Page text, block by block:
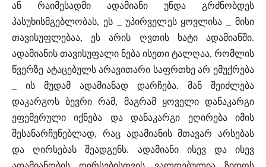
ან რაიმესადმი ადამიანი უნდა გრძნობდეს
პასუხისმგებლობას, ეს _ უპირველეს ყოვლისა _ მისი
თავისუფლებაა, ეს არის ღვთის ხატი ადამიანში.
ადამიანის თავისუფალი ნება ისეთი ტალღაა, რომლის
წვერზე ატაცებულს არავითარი საფრთხე არ ემუქრება
_ ის მუდამ ადამიანად დარჩება. მან შეიძლება
დაკარგოს ბევრი რამ, მაგრამ ყოველი დანაკარგი
ეფემერული იქნება და დანაკარგი ეღირება იმის
შესანარჩუნებლად, რაც ადამიანის მთავარ არსებას
და ღირსებას შეადგენს. ადამიანი ისევ და ისევ